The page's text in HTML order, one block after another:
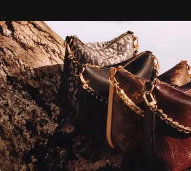
sculpture.